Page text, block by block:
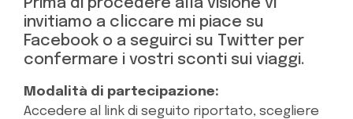
invitiamo a cliccare mi piace su
Facebook o a seguirci su Twitter per
confermare i vostri sconti sui viaggi.
Modalità di partecipazione:
Accedere al link di seguito riportato, scegliere